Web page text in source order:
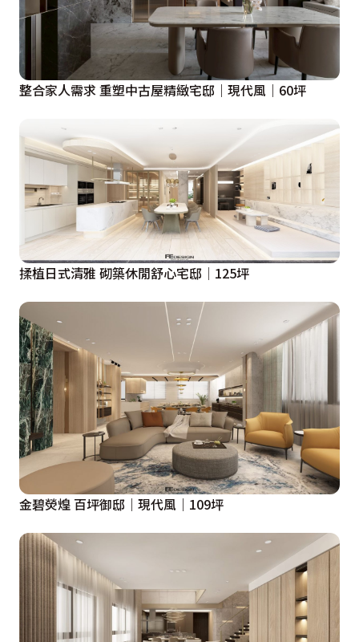
整合家人需求 重塑中古屋精緻宅邸｜現代風｜60坪
揉植日式清雅 砌築休閒舒心宅邸│125坪
金碧熒煌 百坪御邸｜現代風｜109坪